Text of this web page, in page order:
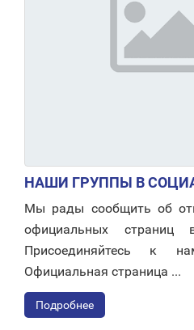
НАШИ ГРУППЫ В
Мы рады сообщить об
официальных страниц
Присоединяйтесь к
Официальная страница ...
Подробнее